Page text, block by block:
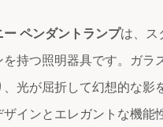
ー ペンダントランプは、ス
を持つ照明器具です。ガラ
、光が屈折して幻想的な影
インとエレガントな機能